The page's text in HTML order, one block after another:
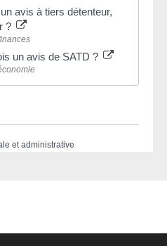
avis à tiers détenteur,
?
un avis de SATD ?
et administrative